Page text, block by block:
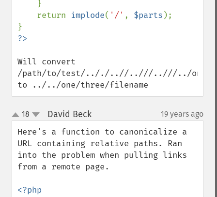
    return
implode( '/' , $parts );
Will convert
/path/to/test/.././..//..///..///../one/
to ../../one/three/filename
up
down
18 David Beck¶ 19 years ago
Here's a function to canonicalize a
URL containing relative paths. Ran
into the problem when pulling links
from a remote page.
<?php